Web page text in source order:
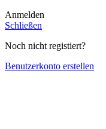
Anmelden
Schließen
Noch nicht registiert?
Benutzerkonto erstellen